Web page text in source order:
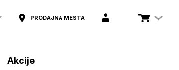
PRODAJNA MESTA
Akcije